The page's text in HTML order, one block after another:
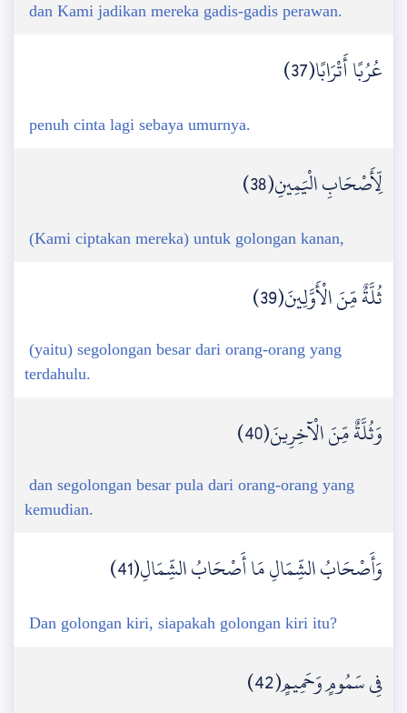
dan Kami jadikan mereka gadis-gadis perawan.
عُرُبًا أَتْرَابًا(37)
penuh cinta lagi sebaya umurnya.
لِّأَصْحَابِ الْيَمِينِ(38)
(Kami ciptakan mereka) untuk golongan kanan,
ثُلَّةٌ مِّنَ الْأَوَّلِينَ(39)
(yaitu) segolongan besar dari orang-orang yang
terdahulu.
وَثُلَّةٌ مِّنَ الْآخِرِينَ(40)
dan segolongan besar pula dari orang-orang yang
kemudian.
وَأَصْحَابُ الشِّمَالِ مَا أَصْحَابُ الشِّمَالِ(41)
Dan golongan kiri, siapakah golongan kiri itu?
فِي سَمُومٍ وَحَمِيمٍ(42)